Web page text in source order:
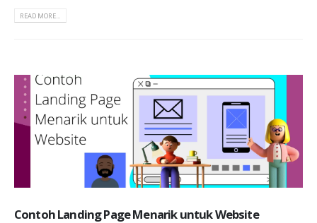
READ MORE...
Contoh Landing Page Menarik untuk Website